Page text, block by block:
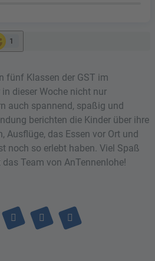
1
fünf Klassen der GST im
dieser Woche nicht nur
auch spannend, spaßig und
berichten die Kinder über ihre
Ausflüge, das Essen vor Ort und
noch so erlebt haben. Viel Spaß
Team von AnTennenlohe!